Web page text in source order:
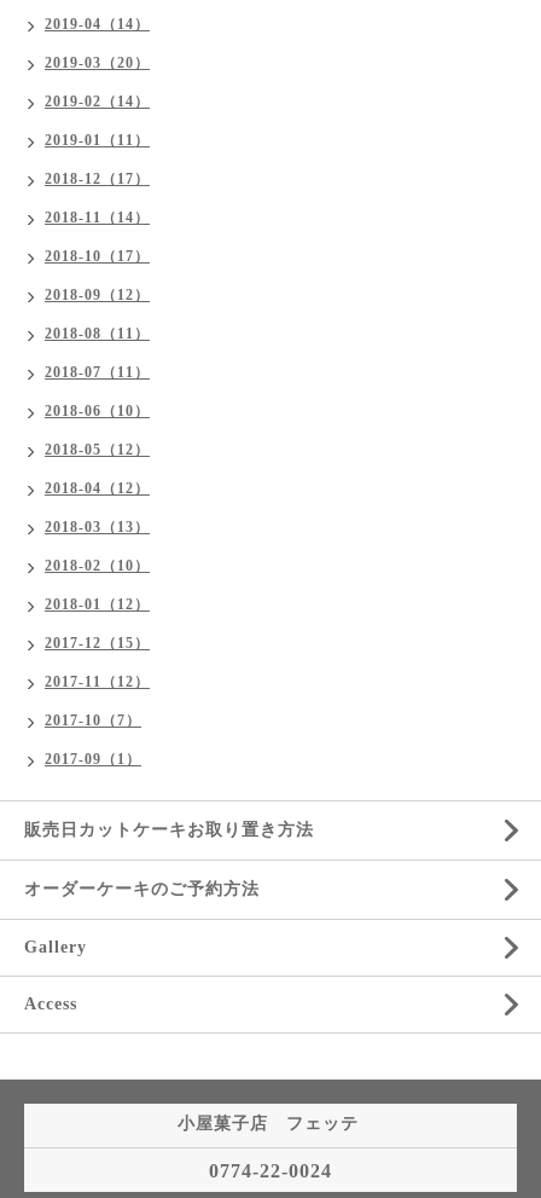
2019-04（14）
2019-03（20）
2019-02（14）
2019-01（11）
2018-12（17）
2018-11（14）
2018-10（17）
2018-09（12）
2018-08（11）
2018-07（11）
2018-06（10）
2018-05（12）
2018-04（12）
2018-03（13）
2018-02（10）
2018-01（12）
2017-12（15）
2017-11（12）
2017-10（7）
2017-09（1）
販売日カットケーキお取り置き方法
オーダーケーキのご予約方法
Gallery
Access
小屋菓子店 フェッテ
0774-22-0024